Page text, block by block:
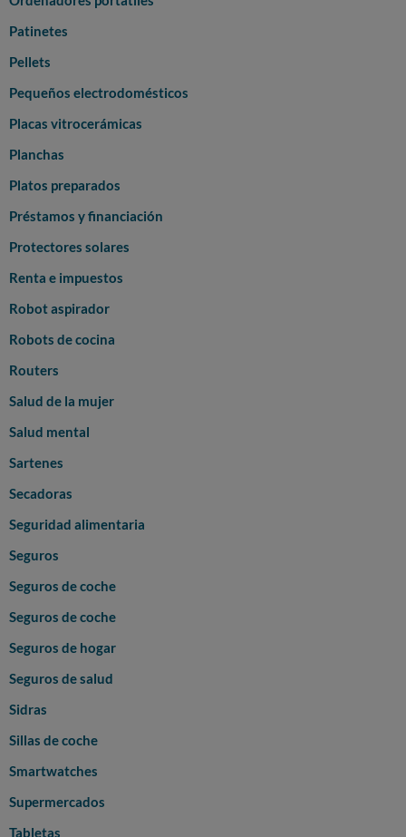
Patinetes
Pellets
Pequeños electrodomésticos
Placas vitrocerámicas
Planchas
Platos preparados
Préstamos y financiación
Protectores solares
Renta e impuestos
Robot aspirador
Robots de cocina
Routers
Salud de la mujer
Salud mental
Sartenes
Secadoras
Seguridad alimentaria
Seguros
Seguros de coche
Seguros de coche
Seguros de hogar
Seguros de salud
Sidras
Sillas de coche
Smartwatches
Supermercados
Tabletas